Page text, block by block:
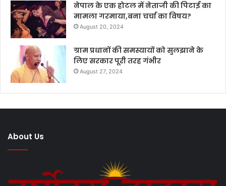
नेपाल के एक होटल में नेताजी की पिटाई का
मामला गरमाया,बना चर्चा का विषय?
August 20, 2024
ग्राम प्रधानों की समस्यायों को सुलझाने के
लिए सरकार पूरी तरह गंभीर
August 27, 2024
About Us